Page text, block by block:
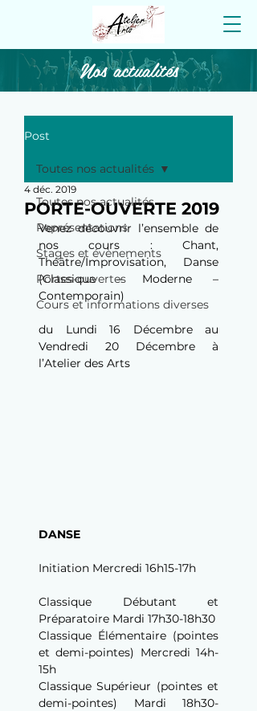
Nos actualités
Post
Toutes nos actualités
Représentations
Stages et évènements
Portes-ouvertes
Cours et informations diverses
Toutes nos actualités
PORTE-OUVERTE 2019
4 déc. 2019
Venez découvrir l’ensemble de
nos cours : Chant,
Théâtre/Improvisation, Danse
(Classique – Moderne –
Contemporain)
du Lundi 16 Décembre au
Vendredi 20 Décembre à
l’Atelier des Arts
DANSE
Initiation Mercredi 16h15-17h
Classique Débutant et
Préparatoire Mardi 17h30-18h30
Classique Élémentaire (pointes
et demi-pointes) Mercredi 14h-
15h
Classique Supérieur (pointes et
demi-pointes) Mardi 18h30-